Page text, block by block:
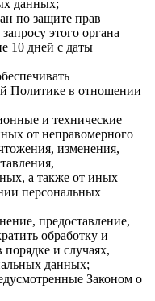
данных;
по защите прав
этого органа
10 дней с даты
Политике в отношении
и технические
от неправомерного
изменения,
а также от иных
персональных
предоставление,
обработку и
и случаях,
данных;
Законом о